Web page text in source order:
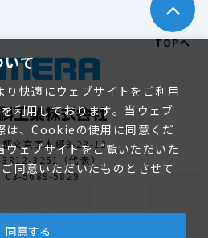
て
り快適にウェブサイトをご利用
利用しております。当ウェブ
は、Cookieの使用に同意くだ
ウェブサイトをご覧いただいた
同意いただいたものとさせて
同意する
TOPへ
都文京区本郷3-23-13
3251（代表）
03-5689-5829
情報保護方針